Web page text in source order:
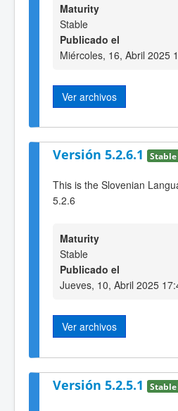
Maturity
Stable
Publicado el
Miércoles, 16, Abril 2025
Ver archivos
Versión 5.2.6.1 Stable
This is the Slovenian
5.2.6
Maturity
Stable
Publicado el
Jueves, 10, Abril 2025
Ver archivos
Versión 5.2.5.1 Stable